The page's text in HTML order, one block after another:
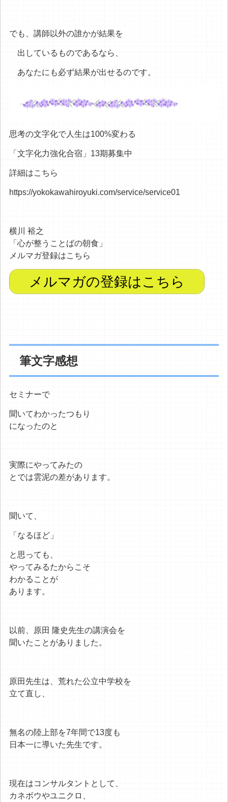
でも、講師以外の誰かが結果を
出しているものであるなら、
あなたにも必ず結果が出せるのです。
思考の文字化で人生は100%変わる
「文字化力強化合宿」13期募集中
詳細はこちら
https://yokokawahiroyuki.com/service/service01
横川 裕之
「心が整うことばの朝食」
メルマガ登録はこちら
メルマガの登録はこちら
筆文字感想
セミナーで
聞いてわかったつもり
になったのと
実際にやってみたの
とでは雲泥の差があります。
聞いて、
「なるほど」
と思っても、
やってみるたからこそ
わかることが
あります。
以前、原田 隆史先生の講演会を
聞いたことがありました。
原田先生は、荒れた公立中学校を
立て直し、
無名の陸上部を7年間で13度も
日本一に導いた先生です。
現在はコンサルタントとして、
カネボウやユニクロ、